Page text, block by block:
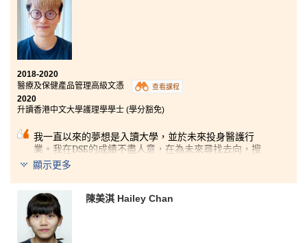
兩年前我的中學文憑試成績未如理想，不能入讀大學，
於是我選擇入讀港大保良何鴻燊社區書院的營養及食品
管理高級文憑課程。書院的學生發展資源中心提供了不
少升學資訊和資源，給了我不少的幫助，尤其在大學面
試的準備上，讓我有充分準備。我還參加了英法交流
團，藉此對不同地方文化對食物製造過程有更深入的了
解，對我未來的學習有莫大幫助。
2018-2020
醫療及保健產品管理高級文憑
查看課程
2020
升讀香港中文大學護理學學士 (學分豁免)
我一直以來的夢想是入讀大學，並於未來投身醫護行
業。我在DSE的成績不盡人意，在為未來尋找去向，搜
集資料時發現了這一個課程。課程的畢業去向多元化，
可銜接多所大學和護士學校的醫療相關課程。在就讀此
課程期間，老師和同學都非常友善，遇上困難時也十分
樂於解答各項問題。書院擁有完善的設施供同學學習和
休憩。書院更多樣的課外活動，同學可於升學或就業前
獲取更多的相關經驗，百利而無一害。十分感謝書院讓
我可以一圓我的夢想。
顯示更多
陳美淇 Hailey Chan